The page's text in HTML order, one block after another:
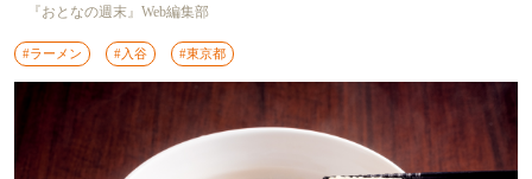
『おとなの週末』Web編集部
#ラーメン #入谷 #東京都